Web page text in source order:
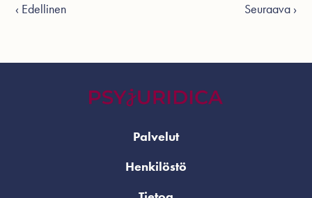
‹ Edellinen
Seuraava ›
Palvelut
Henkilöstö